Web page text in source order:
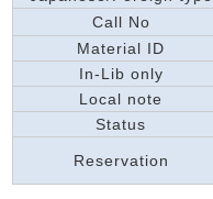
Call No
Material ID
In-Lib only
Local note
Status
Reservation